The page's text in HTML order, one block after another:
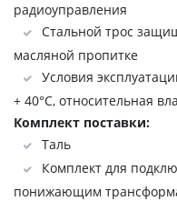
радиоуправления
Стальной трос
масляной пропитке
Условия
+ 40°C, относительная
Комплект поставки:
Таль
Комплект для
понижающим